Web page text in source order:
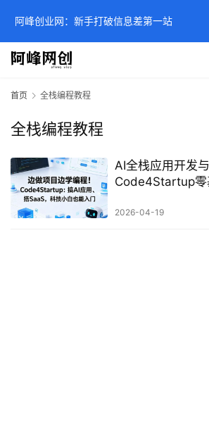
首页 全栈编程教程
全栈编程教程
AI全栈应用开发
Code4Startup零
2026-04-19
阿峰创业网：新手打破信息差第一站